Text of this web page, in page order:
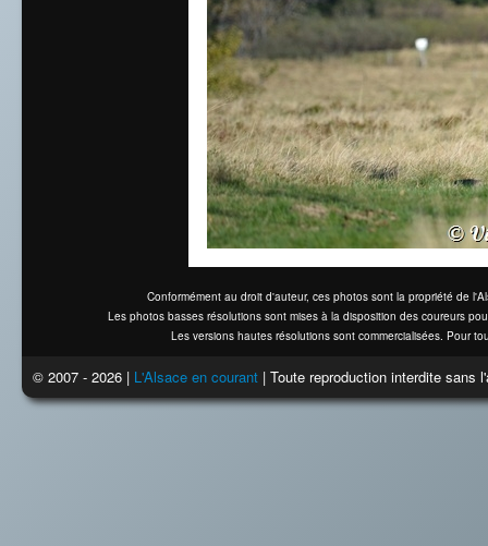
Conformément au droit d'auteur, ces photos sont la propriété de
Les photos basses résolutions sont mises à la disposition des coureurs
Les versions hautes résolutions sont commercialisées. Pour
© 2007 - 2026 | L'Alsace en courant | Toute reproduction interdite sans